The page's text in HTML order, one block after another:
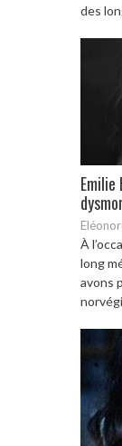
des
À
long
avons